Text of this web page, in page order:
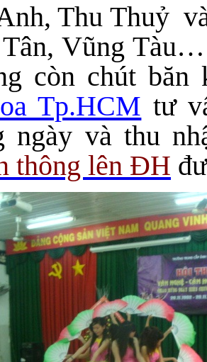
Thu Thuỷ
Vũng
còn chút
Tp.HCM tư
ngày và thu
thông lên ĐH